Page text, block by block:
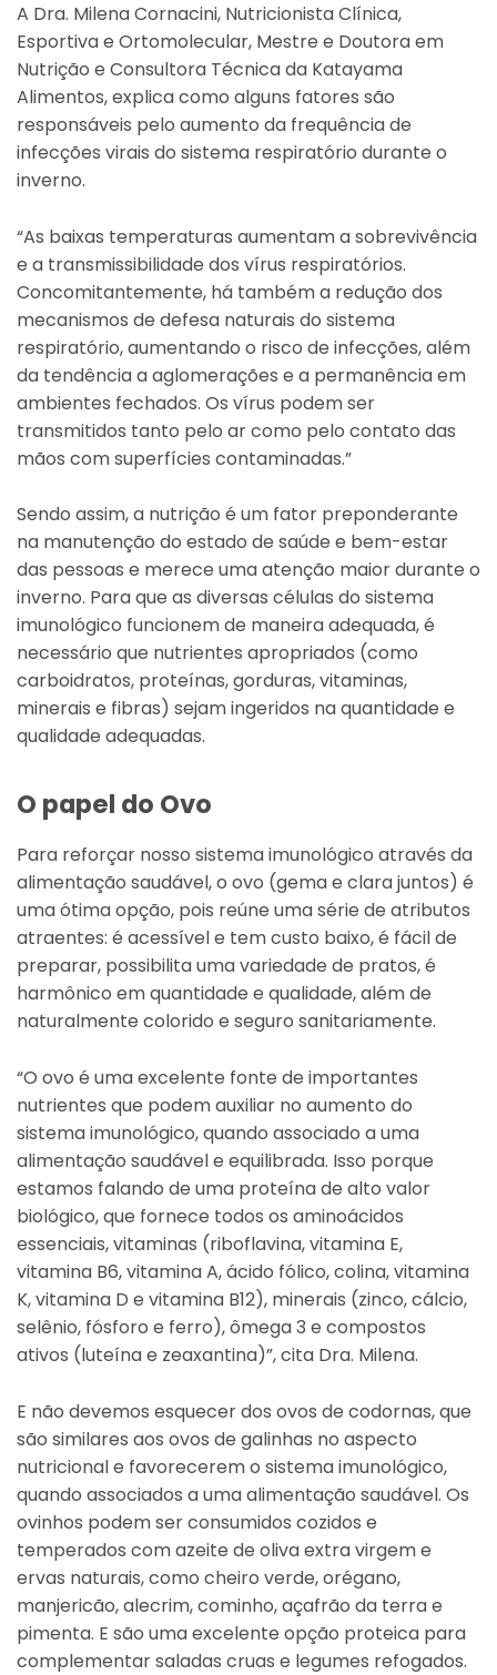
A Dra. Milena Cornacini, Nutricionista Clínica,
Esportiva e Ortomolecular, Mestre e Doutora em
Nutrição e Consultora Técnica da Katayama
Alimentos, explica como alguns fatores são
responsáveis pelo aumento da frequência de
infecções virais do sistema respiratório durante o
inverno.
“As baixas temperaturas aumentam a sobrevivência
e a transmissibilidade dos vírus respiratórios.
Concomitantemente, há também a redução dos
mecanismos de defesa naturais do sistema
respiratório, aumentando o risco de infecções, além
da tendência a aglomerações e a permanência em
ambientes fechados. Os vírus podem ser
transmitidos tanto pelo ar como pelo contato das
mãos com superfícies contaminadas.”
Sendo assim, a nutrição é um fator preponderante
na manutenção do estado de saúde e bem-estar
das pessoas e merece uma atenção maior durante o
inverno. Para que as diversas células do sistema
imunológico funcionem de maneira adequada, é
necessário que nutrientes apropriados (como
carboidratos, proteínas, gorduras, vitaminas,
minerais e fibras) sejam ingeridos na quantidade e
qualidade adequadas.
O papel do Ovo
Para reforçar nosso sistema imunológico através da
alimentação saudável, o ovo (gema e clara juntos) é
uma ótima opção, pois reúne uma série de atributos
atraentes: é acessível e tem custo baixo, é fácil de
preparar, possibilita uma variedade de pratos, é
harmônico em quantidade e qualidade, além de
naturalmente colorido e seguro sanitariamente.
“O ovo é uma excelente fonte de importantes
nutrientes que podem auxiliar no aumento do
sistema imunológico, quando associado a uma
alimentação saudável e equilibrada. Isso porque
estamos falando de uma proteína de alto valor
biológico, que fornece todos os aminoácidos
essenciais, vitaminas (riboflavina, vitamina E,
vitamina B6, vitamina A, ácido fólico, colina, vitamina
K, vitamina D e vitamina B12), minerais (zinco, cálcio,
selênio, fósforo e ferro), ômega 3 e compostos
ativos (luteína e zeaxantina)”, cita Dra. Milena.
E não devemos esquecer dos ovos de codornas, que
são similares aos ovos de galinhas no aspecto
nutricional e favorecerem o sistema imunológico,
quando associados a uma alimentação saudável. Os
ovinhos podem ser consumidos cozidos e
temperados com azeite de oliva extra virgem e
ervas naturais, como cheiro verde, orégano,
manjericão, alecrim, cominho, açafrão da terra e
pimenta. E são uma excelente opção proteica para
complementar saladas cruas e legumes refogados.